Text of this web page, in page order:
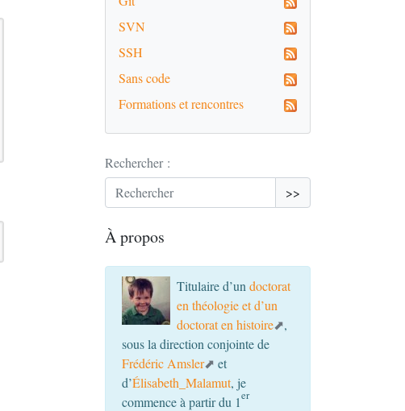
SVN
SSH
Sans code
Formations et rencontres
Rechercher :
>>
À propos
Titulaire d’un doctorat
en théologie et d’un
doctorat en histoire
,
sous la direction conjointe de
Frédéric Amsler
et
d’Élisabeth_Malamut, je
commence à partir du 1er